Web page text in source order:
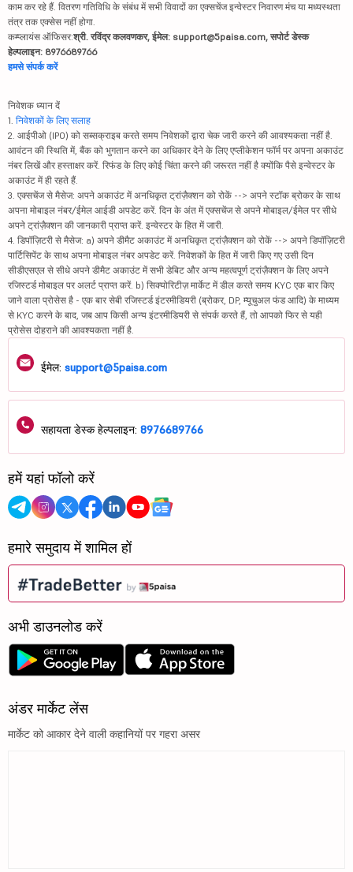
काम कर रहे हैं. वितरण गतिविधि के संबंध में सभी विवादों का एक्सचेंज इन्वेस्टर निवारण मंच या मध्यस्थता
तंत्र तक एक्सेस नहीं होगा.
कम्प्लायंस ऑफिसर:श्री. रविंद्र कलवणकर, ईमेल: support@5paisa.com, सपोर्ट डेस्क
हेल्पलाइन: 8976689766
हमसे संपर्क करें
निवेशक ध्यान दें
1. निवेशकों के लिए सलाह
2. आईपीओ (IPO) को सब्सक्राइब करते समय निवेशकों द्वारा चेक जारी करने की आवश्यकता नहीं है.
आवंटन की स्थिति में, बैंक को भुगतान करने का अधिकार देने के लिए एप्लीकेशन फॉर्म पर अपना अकाउंट
नंबर लिखें और हस्ताक्षर करें. रिफंड के लिए कोई चिंता करने की जरूरत नहीं है क्योंकि पैसे इन्वेस्टर के
अकाउंट में ही रहते हैं.
3. एक्सचेंज से मैसेज: अपने अकाउंट में अनधिकृत ट्रांज़ैक्शन को रोकें --> अपने स्टॉक ब्रोकर के साथ
अपना मोबाइल नंबर/ईमेल आईडी अपडेट करें. दिन के अंत में एक्सचेंज से अपने मोबाइल/ईमेल पर सीधे
अपने ट्रांज़ैक्शन की जानकारी प्राप्त करें. इन्वेस्टर के हित में जारी.
4. डिपॉज़िटरी से मैसेज: a) अपने डीमैट अकाउंट में अनधिकृत ट्रांज़ैक्शन को रोकें --> अपने डिपॉज़िटरी
पार्टिसिपेंट के साथ अपना मोबाइल नंबर अपडेट करें. निवेशकों के हित में जारी किए गए उसी दिन
सीडीएसएल से सीधे अपने डीमैट अकाउंट में सभी डेबिट और अन्य महत्वपूर्ण ट्रांज़ैक्शन के लिए अपने
रजिस्टर्ड मोबाइल पर अलर्ट प्राप्त करें. b) सिक्योरिटीज़ मार्केट में डील करते समय KYC एक बार किए
जाने वाला प्रोसेस है - एक बार सेबी रजिस्टर्ड इंटरमीडियरी (ब्रोकर, DP, म्यूचुअल फंड आदि) के माध्यम
से KYC करने के बाद, जब आप किसी अन्य इंटरमीडियरी से संपर्क करते हैं, तो आपको फिर से यही
प्रोसेस दोहराने की आवश्यकता नहीं है.
ईमेल: support@5paisa.com
सहायता डेस्क हेल्पलाइन: 8976689766
हमें यहां फॉलो करें
हमारे समुदाय में शामिल हों
अभी डाउनलोड करें
अंडर मार्केट लेंस
मार्केट को आकार देने वाली कहानियों पर गहरा असर